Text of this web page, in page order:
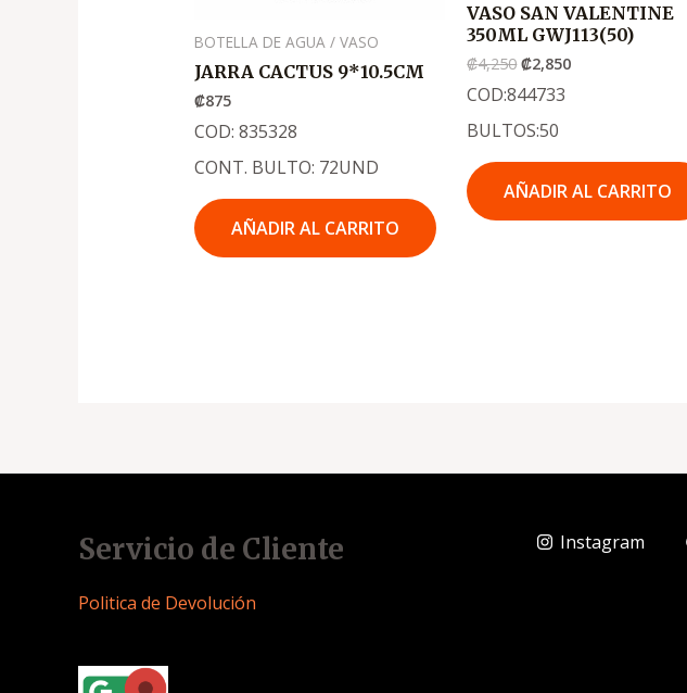
BOTELLA DE AGUA / VASO
JARRA CACTUS 9*10.5CM
₡875
COD: 835328
CONT. BULTO: 72UND
AÑADIR AL CARRITO
VASO SAN VALENTINE
350ML GWJ113(50)
₡4,250 ₡2,850
COD:844733
BULTOS:50
AÑADIR AL CARRITO
Servicio de Cliente
Politica de Devolución
Instagram